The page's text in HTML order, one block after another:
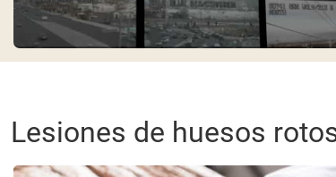
Lesiones de huesos